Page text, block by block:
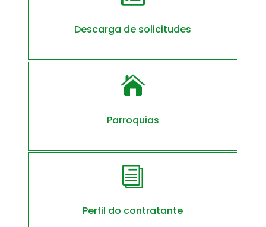
Descarga de solicitudes

Parroquias
i
Perfil do contratante